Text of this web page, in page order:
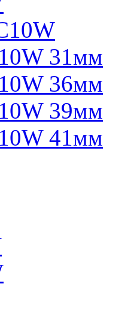
31мм
36мм
39мм
41мм